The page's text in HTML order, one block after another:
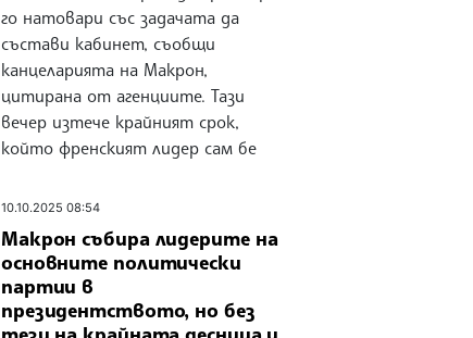
го натовари със задачата да
състави кабинет, съобщи
канцеларията на Макрон,
цитирана от агенциите. Тази
вечер изтече крайният срок,
който френският лидер сам бе
10.10.2025 08:54
Макрон събира лидерите на
основните политически
партии в
президентството, но без